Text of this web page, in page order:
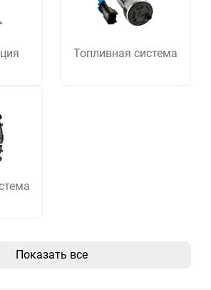
Топливная система
Показать все